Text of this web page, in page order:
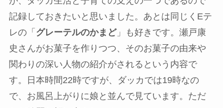
記録しておきたいと思いました。あとは同じくEテ
レの「 グレーテルのかまど」も好きです。瀬戸康
史さんがお菓子を作りつつ、そのお菓子の由来や
関わりの深い人物の紹介がされるという内容で
す。日本時間22時ですが、ダッカでは19時なの
で、お風呂上がりに娘と並んで見ています。ただ